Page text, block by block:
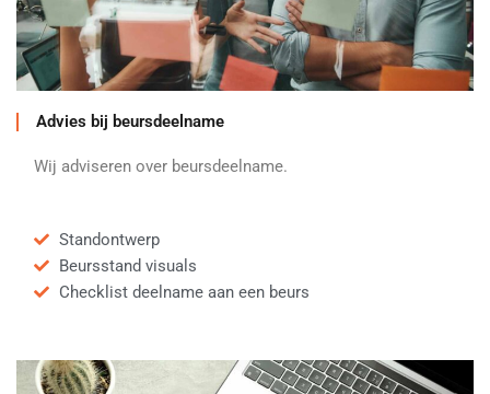
Advies bij beursdeelname
Wij adviseren over beursdeelname.
Standontwerp
Beursstand visuals
Checklist deelname aan een beurs